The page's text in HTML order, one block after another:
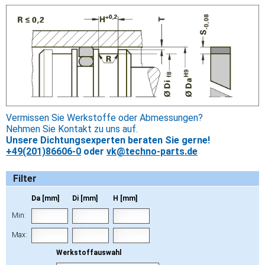
Vermissen Sie Werkstoffe oder Abmessungen?
Nehmen Sie Kontakt zu uns auf.
Unsere Dichtungsexperten beraten Sie gerne!
+49(201)86606-0 oder vk@techno-parts.de
Filter
Da [mm] Di [mm] H [mm]
Min:
Max:
Werkstoffauswahl